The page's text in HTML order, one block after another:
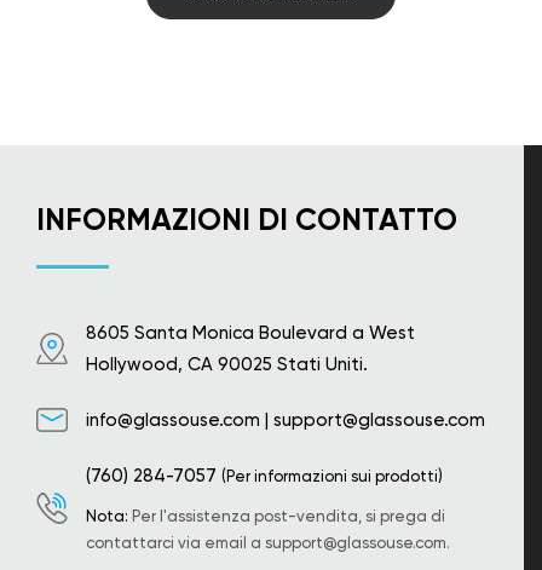
INFORMAZIONI DI CONTATTO
8605 Santa Monica Boulevard a West
Hollywood, CA 90025 Stati Uniti.
info@glassouse.com | support@glassouse.com
(760) 284-7057 (Per informazioni sui prodotti)
Nota: Per l'assistenza post-vendita, si prega di
contattarci via email a support@glassouse.com.